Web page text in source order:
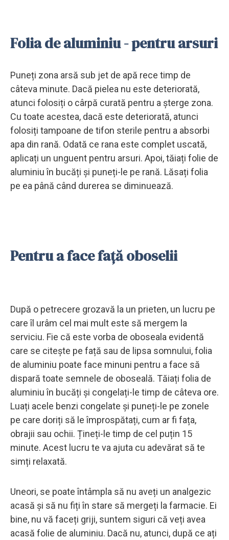
Folia de aluminiu - pentru arsuri
Puneți zona arsă sub jet de apă rece timp de
câteva minute. Dacă pielea nu este deteriorată,
atunci folosiți o cârpă curată pentru a șterge zona.
Cu toate acestea, dacă este deteriorată, atunci
folosiți tampoane de tifon sterile pentru a absorbi
apa din rană. Odată ce rana este complet uscată,
aplicați un unguent pentru arsuri. Apoi, tăiați folie de
aluminiu în bucăți și puneți-le pe rană. Lăsați folia
pe ea până când durerea se diminuează.
Pentru a face față oboselii
După o petrecere grozavă la un prieten, un lucru pe
care îl urâm cel mai mult este să mergem la
serviciu. Fie că este vorba de oboseala evidentă
care se citește pe față sau de lipsa somnului, folia
de aluminiu poate face minuni pentru a face să
dispară toate semnele de oboseală. Tăiați folia de
aluminiu în bucăți și congelați-le timp de câteva ore.
Luați acele benzi congelate și puneți-le pe zonele
pe care doriți să le împrospătați, cum ar fi fața,
obrajii sau ochii. Țineți-le timp de cel puțin 15
minute. Acest lucru te va ajuta cu adevărat să te
simți relaxată.
Uneori, se poate întâmpla să nu aveți un analgezic
acasă și să nu fiți în stare să mergeți la farmacie. Ei
bine, nu vă faceți griji, suntem siguri că veți avea
acasă folie de aluminiu. Dacă nu, atunci, după ce ați